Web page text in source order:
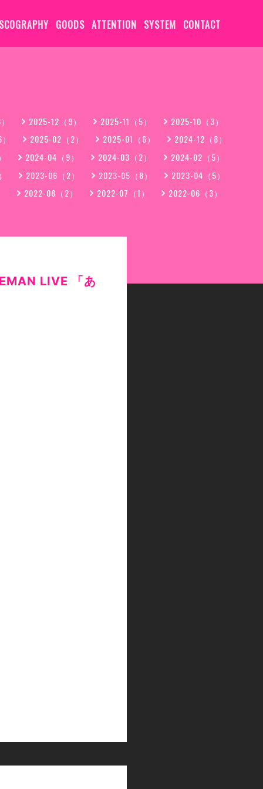
GOODS ATTENTION SYSTEM CONTACT
2025-12（9） 2025-11（5）
2025-10（3）
2025-02（2） 2025-01（6）
2024-12（8）
2024-04（9） 2024-03（2）
2024-02（5）
2023-06（2） 2023-05（8）
2023-04（5）
2022-08（2） 2022-07（1） 2022-06（3）
LIVE 「あ